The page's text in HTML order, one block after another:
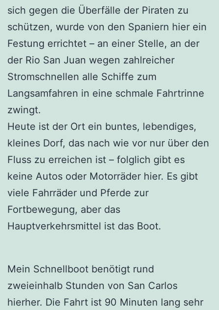
sich gegen die Überfälle der Piraten zu
schützen, wurde von den Spaniern hier ein
Festung errichtet – an einer Stelle, an der
der Rio San Juan wegen zahlreicher
Stromschnellen alle Schiffe zum
Langsamfahren in eine schmale Fahrtrinne
zwingt.
Heute ist der Ort ein buntes, lebendiges,
kleines Dorf, das nach wie vor nur über den
Fluss zu erreichen ist – folglich gibt es
keine Autos oder Motorräder hier. Es gibt
viele Fahrräder und Pferde zur
Fortbewegung, aber das
Hauptverkehrsmittel ist das Boot.
Mein Schnellboot benötigt rund
zweieinhalb Stunden von San Carlos
hierher. Die Fahrt ist 90 Minuten lang sehr